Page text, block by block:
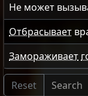
Не может
Отбрасывает
Замораживает